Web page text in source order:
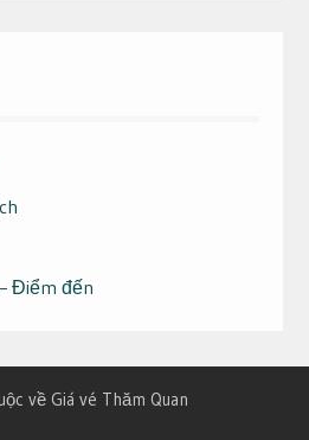
Điểm đến
về Giá vé Thăm Quan